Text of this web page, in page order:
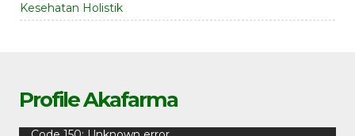
Kesehatan Holistik
Profile Akafarma